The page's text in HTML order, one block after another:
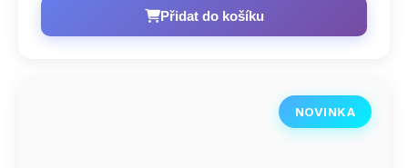
Přidat do košíku
NOVINKA